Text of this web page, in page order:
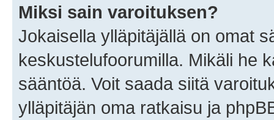
Miksi sain varoituksen?
Jokaisella ylläpitäjällä on omat
keskustelufoorumilla. Mikäli he
sääntöä. Voit saada siitä
ylläpitäjän oma ratkaisu ja